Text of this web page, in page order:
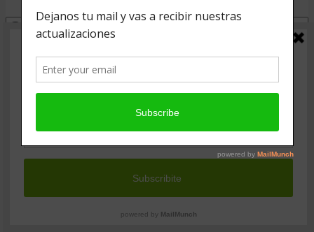
Jaque Cine presenta:
Lucien Freud, una vida
pintada